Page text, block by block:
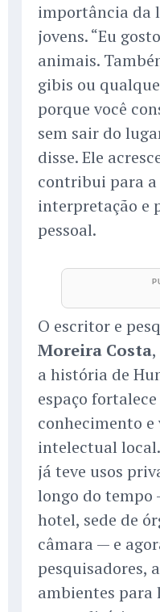
importância da
jovens. “Eu
animais.
gibis ou
porque você
sem sair do
disse. Ele
contribui para a
interpretação e
pessoal.
O escritor e
Moreira Costa
a história de
espaço fortalece
conhecimento
intelectual
já teve usos
longo do tempo
hotel, sede de
câmara — e
pesquisadores,
ambientes para